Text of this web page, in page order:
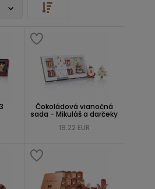
Čokoládová vianočná
sada - Mikuláš a darčeky
19.22 EUR